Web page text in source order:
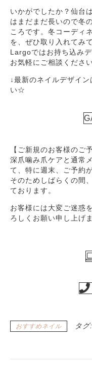
いかがでしたか？仙台
はまだまだ長いので冬
ころです。冬コーディ
を、ぜひ取り入れてみ
Largoではお持ち込み
お気軽にご相談ください
↓最新のネイルデザイ
い☆
【ご新規のお客様のご
深爪噛み爪ケアと通常
て、特に週末、ご予約
そのためしばらくの間
ております。
お客様には大変ご迷惑
ろしくお願い申し上げま
おすすめネイル タグ: